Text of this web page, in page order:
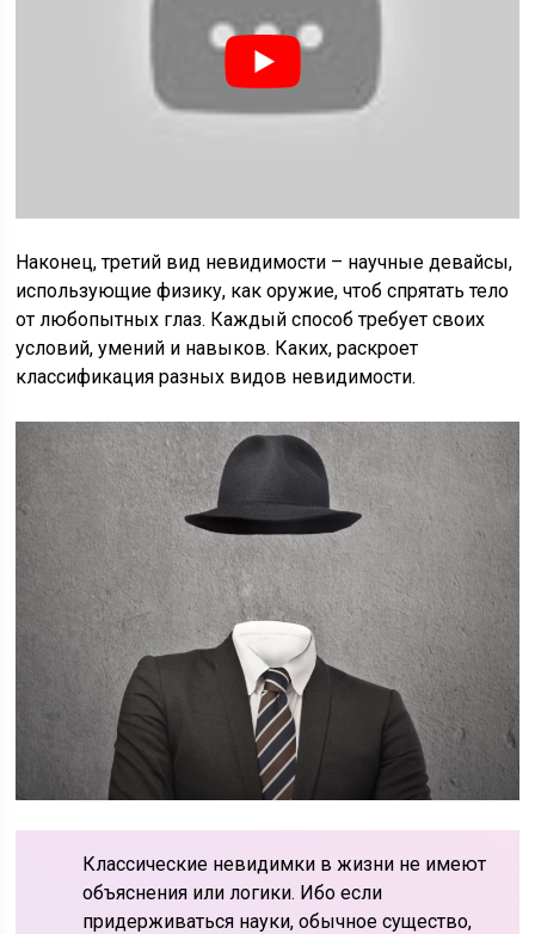
Наконец, третий вид невидимости – научные девайсы,
использующие физику, как оружие, чтоб спрятать тело
от любопытных глаз. Каждый способ требует своих
условий, умений и навыков. Каких, раскроет
классификация разных видов невидимости.
Классические невидимки в жизни не имеют
объяснения или логики. Ибо если
придерживаться науки, обычное существо,